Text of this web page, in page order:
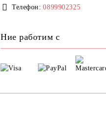
Телефон: 0899902325
Ние работим с